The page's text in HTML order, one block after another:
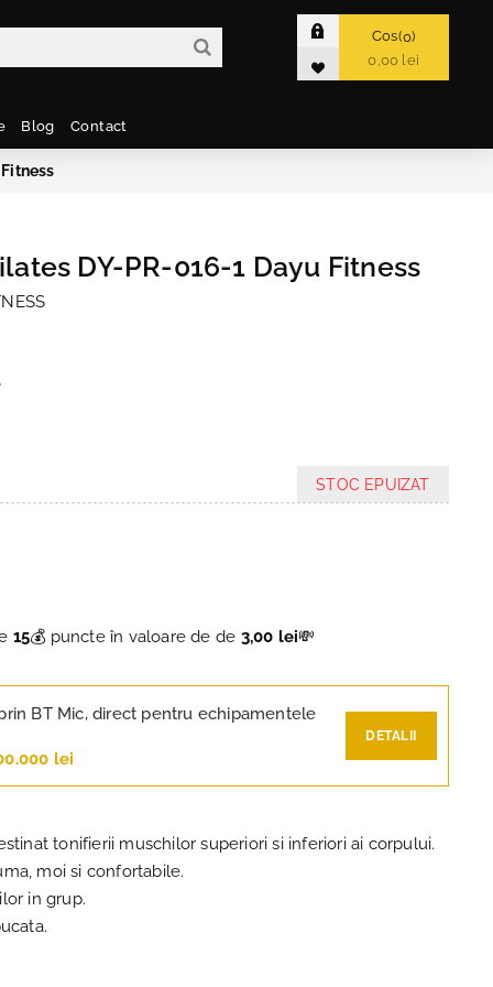
Cos 0
0,00 lei
Blog Contact
DY-PR-016-1 Dayu Fitness
STOC EPUIZAT
15💰 puncte în valoare de de 3,00 lei💸
BT Mic, direct pentru echipamentele
lei
DETALII
tonifierii muschilor superiori si inferiori ai corpului.
moi si confortabile.
in grup.